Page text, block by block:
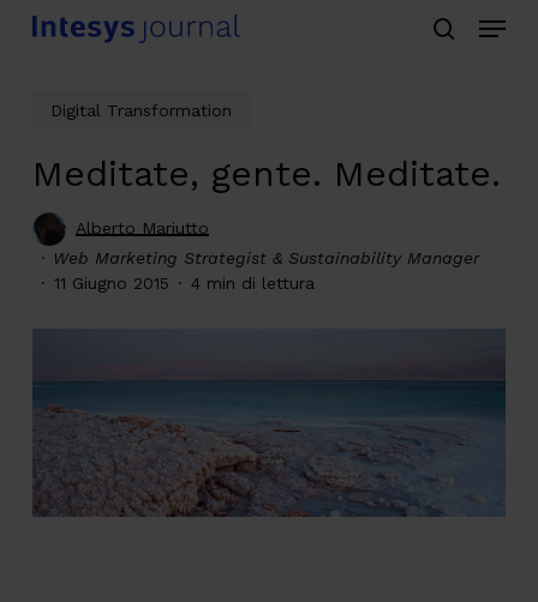
Skip
Menu
Digital Transformation
Meditate, gente. Meditate.
Alberto Mariutto
Web Marketing Strategist & Sustainability Manager
11 Giugno 2015
4 min di lettura